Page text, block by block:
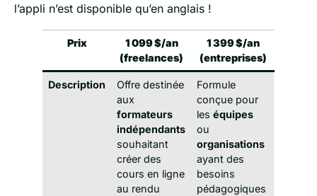
l’appli n’est disponible qu’en anglais !
Prix
1 099 $/an
(freelances)
1 399 $/an
(entreprises)
Description
Offre destinée
aux
formateurs
indépendants
souhaitant
créer des
cours en ligne
au rendu
Formule
conçue pour
leséquipes
ou
organisations
ayant des
besoins
pédagogiques